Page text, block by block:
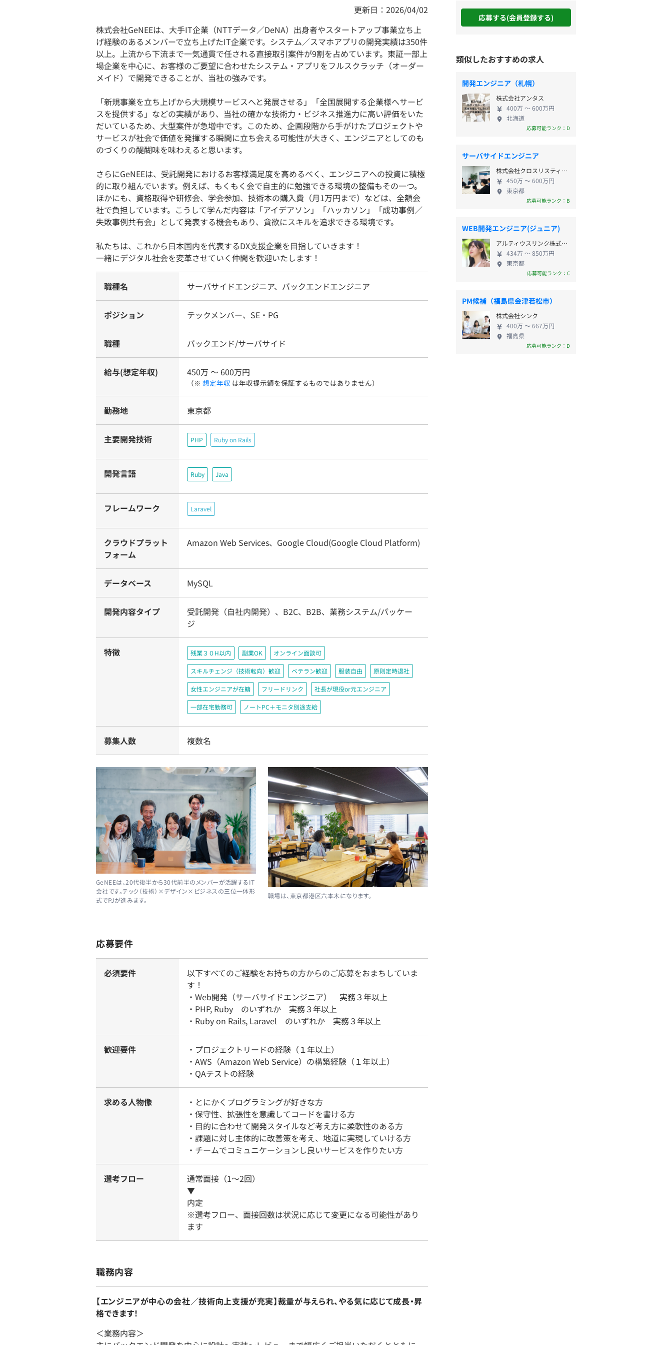
更新日：2026/04/02
株式会社GeNEEは、大手IT企業（NTTデータ／DeNA）出身者やスタートアップ事業立ち上
げ経験のあるメンバーで立ち上げたIT企業です。システム／スマホアプリの開発実績は350件
以上。上流から下流まで一気通貫で任される直接取引案件が9割を占めています。東証一部上
場企業を中心に、お客様のご要望に合わせたシステム・アプリをフルスクラッチ（オーダー
メイド）で開発できることが、当社の強みです。
「新規事業を立ち上げから大規模サービスへと発展させる」「全国展開する企業様へサービ
スを提供する」などの実績があり、当社の確かな技術力・ビジネス推進力に高い評価をいた
だいているため、大型案件が急増中です。このため、企画段階から手がけたプロジェクトや
サービスが社会で価値を発揮する瞬間に立ち会える可能性が大きく、エンジニアとしてのも
のづくりの醍醐味を味わえると思います。
さらにGeNEEは、受託開発におけるお客様満足度を高めるべく、エンジニアへの投資に積極
的に取り組んでいます。例えば、もくもく会で自主的に勉強できる環境の整備もその一つ。
ほかにも、資格取得や研修会、学会参加、技術本の購入費（月1万円まで）などは、全額会
社で負担しています。こうして学んだ内容は「アイデアソン」「ハッカソン」「成功事例／
失敗事例共有会」として発表する機会もあり、貪欲にスキルを追求できる環境です。
私たちは、これから日本国内を代表するDX支援企業を目指していきます！
一緒にデジタル社会を変革させていく仲間を歓迎いたします！
職種名 サーバサイドエンジニア、バックエンドエンジニア
ポジション テックメンバー、SE・PG
職種 バックエンド/サーバサイド
給与(想定年収) 450万 〜 600万円
（※ 想定年収 は年収提示額を保証するものではありません）
勤務地 東京都
主要開発技術 PHP Ruby on Rails
開発言語 Ruby Java
フレームワーク Laravel
クラウドプラット
フォーム
Amazon Web Services、Google Cloud(Google Cloud Platform)
データベース MySQL
開発内容タイプ
受託開発（自社内開発）、B2C、B2B、業務システム/パッケー
ジ
特徴 残業３０H以内 副業OK オンライン面談可
スキルチェンジ（技術転向）歓迎 ベテラン歓迎 服装自由 原則定時退社
女性エンジニアが在籍 フリードリンク 社長が現役or元エンジニア
一部在宅勤務可 ノートPC＋モニタ別途支給
募集人数 複数名
GeNEEは、20代後半から30代前半のメンバーが活躍するIT
会社です。テック（技術）×デザイン×ビジネスの三位一体形
式でPJが進みます。
職場は、東京都港区六本木になります。
応募要件
必須要件
以下すべてのご経験をお持ちの方からのご応募をおまちしていま
す！
・Web開発（サーバサイドエンジニア） 実務３年以上
・PHP, Ruby のいずれか 実務３年以上
・Ruby on Rails, Laravel のいずれか 実務３年以上
歓迎要件
・プロジェクトリードの経験（１年以上）
・AWS（Amazon Web Service）の構築経験（１年以上）
・QAテストの経験
求める人物像
・とにかくプログラミングが好きな方
・保守性、拡張性を意識してコードを書ける方
・目的に合わせて開発スタイルなど考え方に柔軟性のある方
・課題に対し主体的に改善策を考え、地道に実現していける方
・チームでコミュニケーションし良いサービスを作りたい方
選考フロー
通常面接（1～2回）
▼
内定
※選考フロー、面接回数は状況に応じて変更になる可能性があり
ます
職務内容
【エンジニアが中心の会社／技術向上支援が充実】裁量が与えられ、やる気に応じて成長・昇
格できます！
＜業務内容＞
応募する(会員登録する)
類似したおすすめの求人
開発エンジニア（札幌）
株式会社アンタス
400万 〜 600万円
北海道
応募可能ランク：D
サーバサイドエンジニア
株式会社クロスリスティング
450万 〜 600万円
東京都
応募可能ランク：B
WEB開発エンジニア(ジュニア)
アルティウスリンク株式会社
434万 〜 850万円
東京都
応募可能ランク：C
PM候補（福島県会津若松市）
株式会社シンク
400万 〜 667万円
福島県
応募可能ランク：D